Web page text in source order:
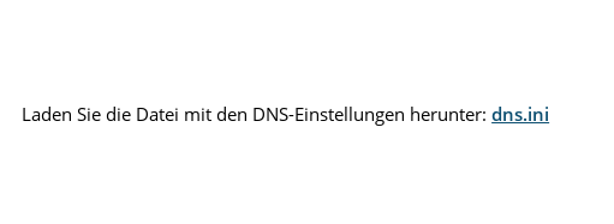
Laden Sie die Datei mit den DNS-Einstellungen herunter:dns.ini